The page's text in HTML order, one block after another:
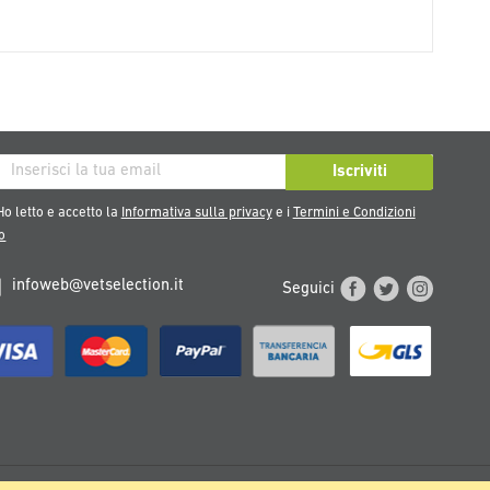
Iscriviti
letto e accetto la Informativa sulla privacye i Termini e Condizioni
infoweb@vetselection.it Seguici